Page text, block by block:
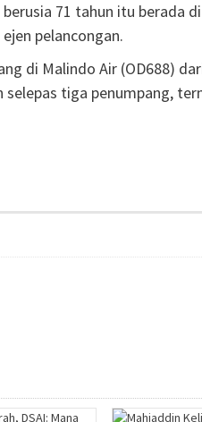
71 tahun itu berada
pelancongan.
di Malindo Air (OD688)
tiga penumpang,